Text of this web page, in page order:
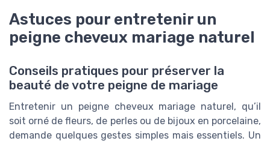
Astuces pour entretenir un
peigne cheveux mariage naturel
Conseils pratiques pour préserver la
beauté de votre peigne de mariage
Entretenir un peigne cheveux mariage naturel, qu’il
soit orné de fleurs, de perles ou de bijoux en porcelaine,
demande quelques gestes simples mais essentiels. Un